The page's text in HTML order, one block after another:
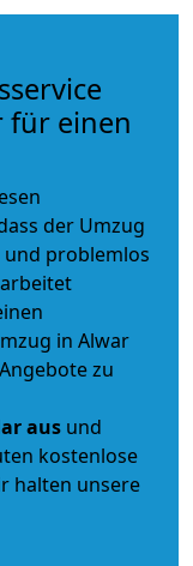
für einen
der Umzug
problemlos
arbeitet
in Alwar
zu
aus und
kostenlose
halten unsere